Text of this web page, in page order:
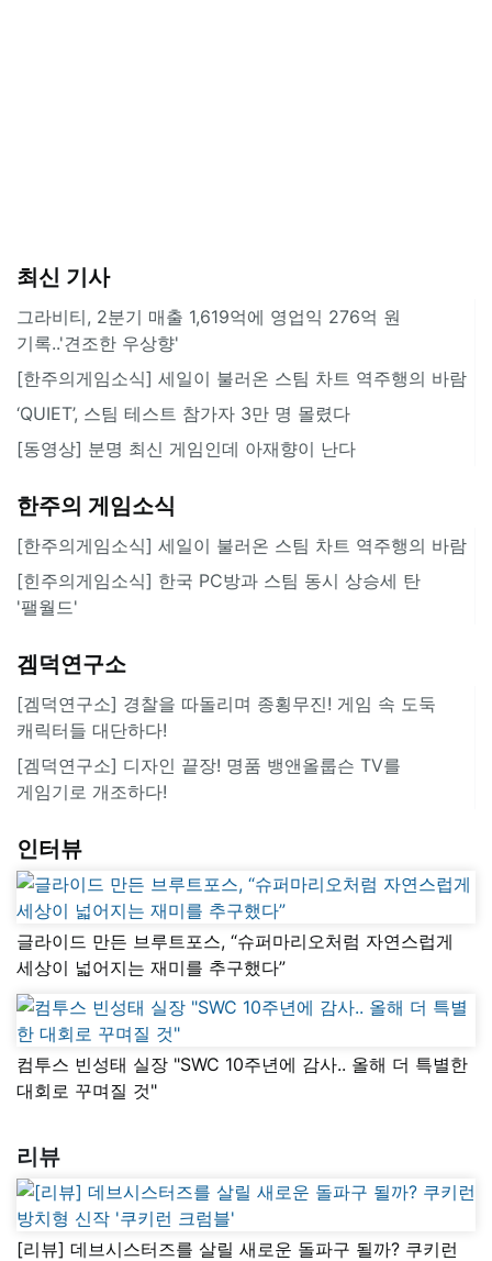
최신 기사
그라비티, 2분기 매출 1,619억에 영업익 276억 원
기록..'견조한 우상향'
[한주의게임소식] 세일이 불러온 스팀 차트 역주행의 바람
‘QUIET’, 스팀 테스트 참가자 3만 명 몰렸다
[동영상] 분명 최신 게임인데 아재향이 난다
한주의 게임소식
[한주의게임소식] 세일이 불러온 스팀 차트 역주행의 바람
[힌주의게임소식] 한국 PC방과 스팀 동시 상승세 탄
'팰월드'
겜덕연구소
[겜덕연구소] 경찰을 따돌리며 종횡무진! 게임 속 도둑
캐릭터들 대단하다!
[겜덕연구소] 디자인 끝장! 명품 뱅앤올룹슨 TV를
게임기로 개조하다!
인터뷰
글라이드 만든 브루트포스, “슈퍼마리오처럼 자연스럽게
세상이 넓어지는 재미를 추구했다”
컴투스 빈성태 실장 "SWC 10주년에 감사.. 올해 더 특별한
대회로 꾸며질 것"
리뷰
[리뷰] 데브시스터즈를 살릴 새로운 돌파구 될까? 쿠키런